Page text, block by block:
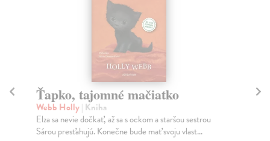
Ťapko, tajomné mačiatko
Webb Holly| Kniha
Elza sa nevie dočkať, až sa s ockom a staršou sestrou
Sárou presťahujú. Konečne bude mať svoju vlast...